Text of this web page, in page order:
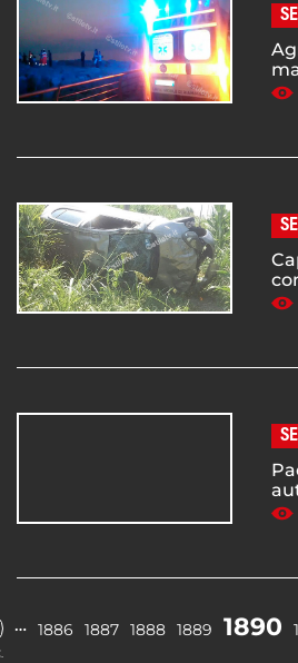
… 1886 1887 1888 1889 1890